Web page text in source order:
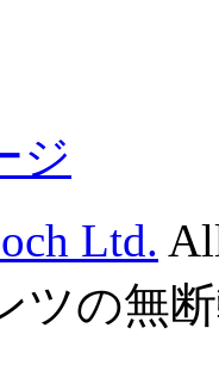
ジ
Ltd.
ツの無